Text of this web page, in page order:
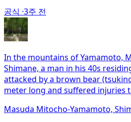
공식 ·3주 전
In the mountains of Yamamoto,
Shimane, a man in his 40s
attacked by a brown bear
meter long and suffered injuries
Masuda Mitocho-Yamamoto,